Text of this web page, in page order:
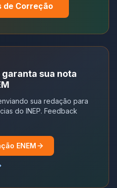
de Correção
sua nota
sua redação para
do INEP. Feedback
ENEM